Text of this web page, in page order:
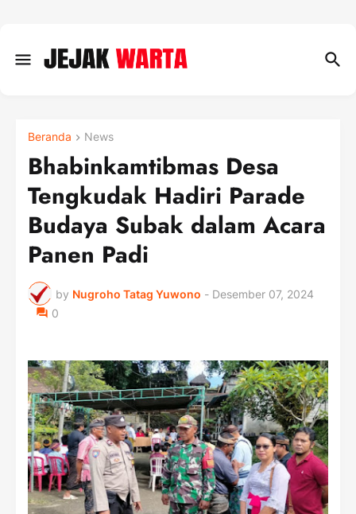
Beranda News
Bhabinkamtibmas Desa
Tengkudak Hadiri Parade
Budaya Subak dalam Acara
Panen Padi
by Nugroho Tatag Yuwono - Desember 07, 2024
0